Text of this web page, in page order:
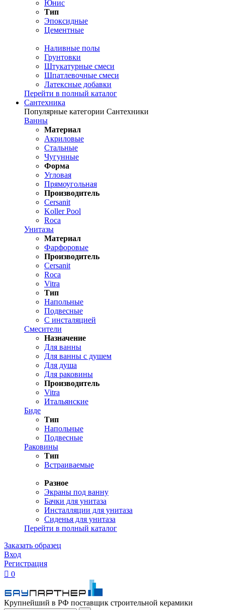
Юнис
Тип
Эпоксидные
Цементные
Наливные полы
Грунтовки
Штукатурные смеси
Шпатлевочные смеси
Латексные добавки
Перейти в полный каталог
Сантехника
Популярные категории Сантехники
Ванны
Материал
Акриловые
Стальные
Чугунные
Форма
Угловая
Прямоугольная
Производитель
Cersanit
Koller Pool
Roca
Унитазы
Материал
Фарфоровые
Производитель
Cersanit
Roca
Vitra
Тип
Напольные
Подвесные
С инсталяцией
Смесители
Назначение
Для ванны
Для ванны с душем
Для душа
Для раковины
Производитель
Vitra
Итальянские
Биде
Тип
Напольные
Подвесные
Раковины
Тип
Встраиваемые
Разное
Экраны под ванну
Бачки для унитаза
Инсталляции для унитаза
Сиденья для унитаза
Перейти в полный каталог
Заказать образец
Вход
Регистрация
 0
Крупнейший в РФ поставщик строительной керамики